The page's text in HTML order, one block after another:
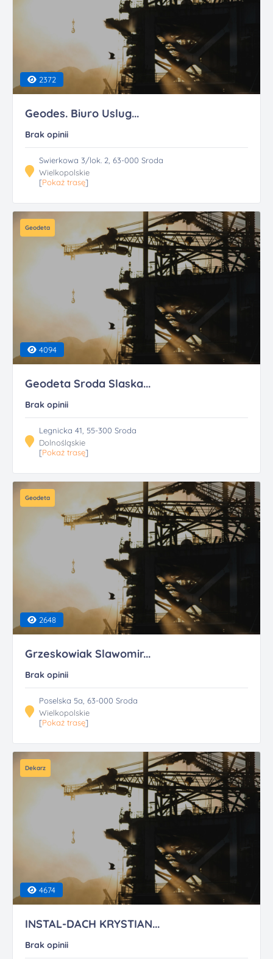
2372
Geodes. Biuro Uslug...
Brak opinii
Swierkowa 3/lok. 2, 63-000 Sroda
Wielkopolskie
[Pokaż trasę]
Geodeta
4094
Geodeta Sroda Slaska...
Brak opinii
Legnicka 41, 55-300 Sroda
Dolnośląskie
[Pokaż trasę]
Geodeta
2648
Grzeskowiak Slawomir...
Brak opinii
Poselska 5a, 63-000 Sroda
Wielkopolskie
[Pokaż trasę]
Dekarz
4674
INSTAL-DACH KRYSTIAN...
Brak opinii